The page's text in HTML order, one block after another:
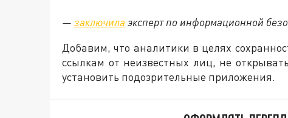
— заключила эксперт по информационной
Добавим, что аналитики в целях
ссылкам от неизвестных лиц, не
установить подозрительные приложения.